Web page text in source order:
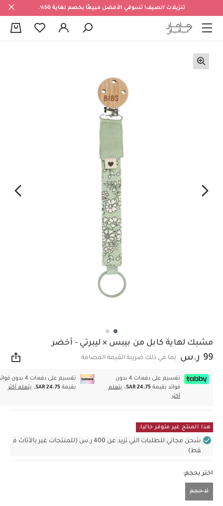
تنزيلات الصيف! تسوقي الأفضل مبيعًا بخصم لغاية 50%.
مشبك لهاية كابل من بيبس × ليبرتي - أخضر
99 ر.س بما في ذلك ضريبة القيمة المضافة
تقسيم على دفعات 4 بدون
فوائد بقيمة SAR 24.75.
يتعلم
أكثر
تقسيم على دفعات 4 بدون
بقيمةSAR 24.75. يتعلم أكثر
هذا المنتج غير متوفر حاليا.
شحن مجاني للطلبات التي تزيد عن 400 ر.س (للمنتجات غير بالأثاث ف
قط)
اختر بحجم:
لا حجم